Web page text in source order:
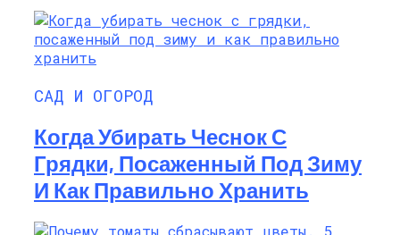
САД И ОГОРОД
Когда Убирать Чеснок С
Грядки, Посаженный Под Зиму
И Как Правильно Хранить